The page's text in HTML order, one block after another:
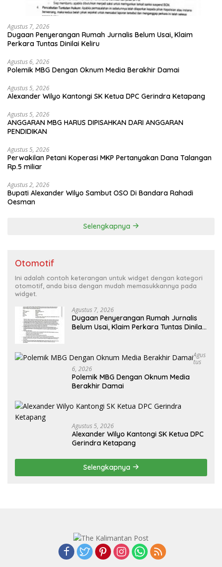
Agustus 7, 2026
Dugaan Penyerangan Rumah Jurnalis Belum Usai, Klaim
Perkara Tuntas Dinilai Keliru
Agustus 6, 2026
Polemik MBG Dengan Oknum Media Berakhir Damai
Agustus 5, 2026
Alexander Wilyo Kantongi SK Ketua DPC Gerindra Ketapang
Agustus 5, 2026
ANGGARAN MBG HARUS DIPISAHKAN DARI ANGGARAN
PENDIDIKAN
Agustus 5, 2026
Perwakilan Petani Koperasi MKP Pertanyakan Dana Talangan
Rp.5 miliar
Agustus 2, 2026
Bupati Alexander Wilyo Sambut OSO Di Bandara Rahadi
Oesman
Selengkapnya
Otomotif
Ini adalah contoh keterangan untuk widget dengan kategori
otomotif, anda bisa dengan mudah memasukkannya pada
widget.
Agustus 7, 2026
Dugaan Penyerangan Rumah Jurnalis
Belum Usai, Klaim Perkara Tuntas Dinilai
Agus
Tus
6, 2026
Polemik MBG Dengan Oknum Media
Berakhir Damai
Agustus 5, 2026
Alexander Wilyo Kantongi SK Ketua DPC
Gerindra Ketapang
Selengkapnya